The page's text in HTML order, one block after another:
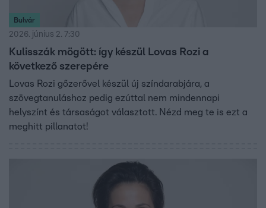
Bulvár
2026. június 2. 7:30
Kulisszák mögött: így készül Lovas Rozi a
következő szerepére
Lovas Rozi gőzerővel készül új színdarabjára, a
szövegtanuláshoz pedig ezúttal nem mindennapi
helyszínt és társaságot választott. Nézd meg te is ezt a
meghitt pillanatot!